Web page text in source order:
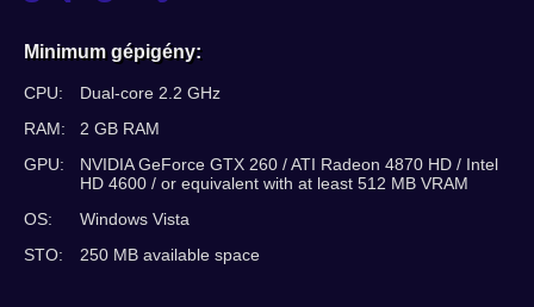
Minimum gépigény:
CPU:
Dual-core 2.2 GHz
RAM:
2 GB RAM
GPU:
NVIDIA GeForce GTX 260 / ATI Radeon 4870 HD / Intel
HD 4600 / or equivalent with at least 512 MB VRAM
OS:
Windows Vista
STO:
250 MB available space